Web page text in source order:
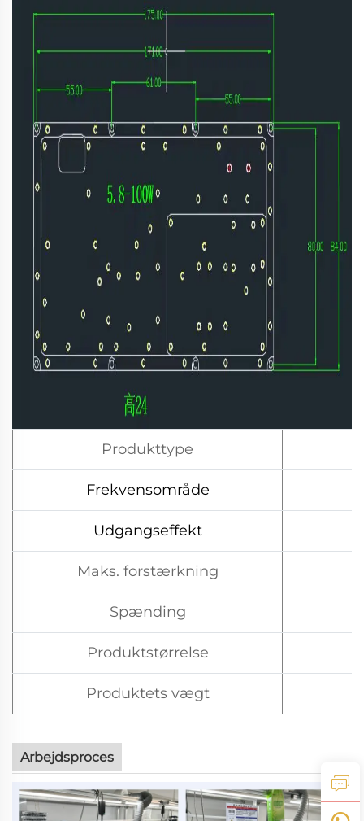
Produkttype
Frekvensområde
Udgangseffekt
Maks. forstærkning
Spænding
Produktstørrelse
Produktets vægt
Arbejdsproces